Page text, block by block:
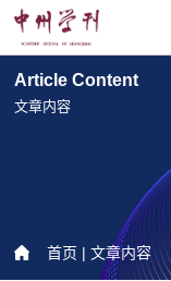
Article Content
文章内容
首页 | 文章内容